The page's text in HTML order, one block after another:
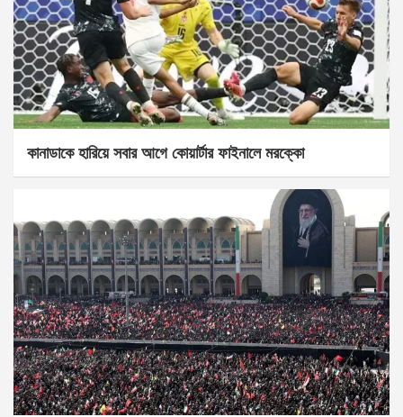
কানাডাকে হারিয়ে সবার আগে কোয়ার্টার ফাইনালে মরক্কো